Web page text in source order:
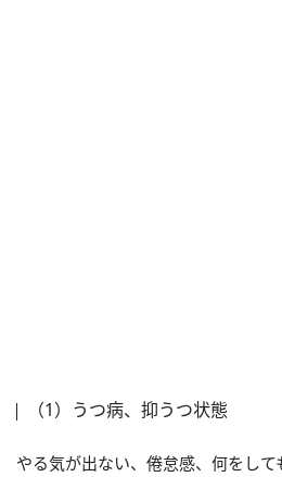
（1）うつ病、抑うつ状態
やる気が出ない、倦怠感、何をし